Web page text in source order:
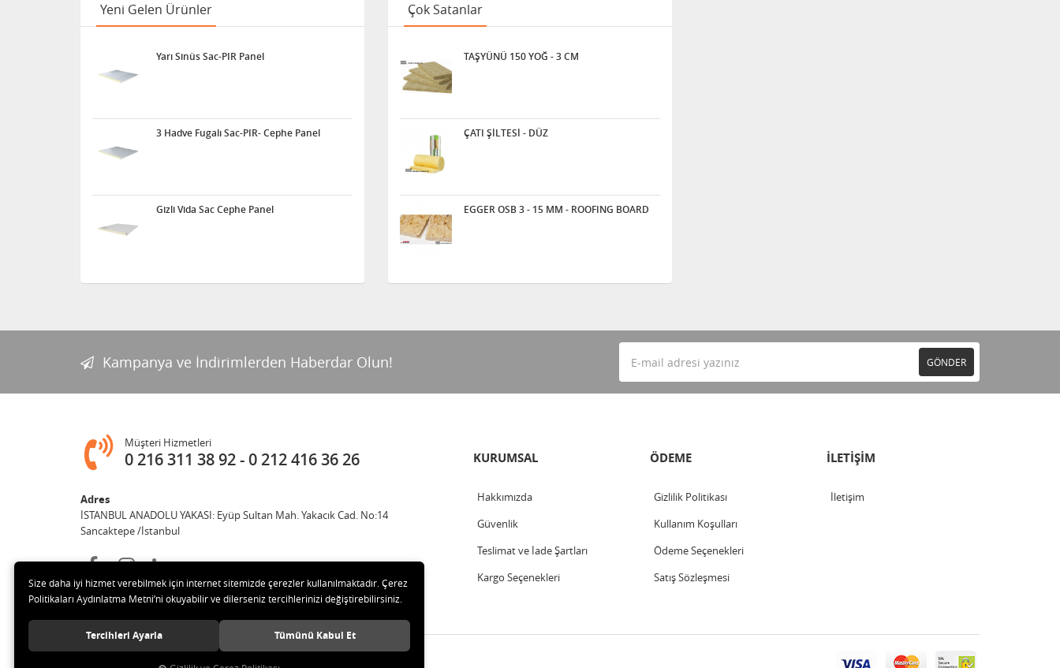
Yeni Gelen Ürünler
Yarı Sinüs Sac-PIR Panel
3 Hadve Fugalı Sac-PIR- Cephe Panel
Gizli Vida Sac Cephe Panel
Çok Satanlar
TAŞYÜNÜ 150 YOĞ - 3 CM
ÇATI ŞİLTESİ - DÜZ
EGGER OSB 3 - 15 MM - ROOFING BOARD
Kampanya ve İndirimlerden Haberdar Olun! GÖNDER
Müşteri Hizmetleri
0 216 311 38 92 0 212 416 36 26
Adres
İSTANBUL ANADOLU YAKASI: Eyüp Sultan Mah. Yakacık Cad. No:14
Sancaktepe /İstanbul
KURUMSAL
Hakkımızda
Güvenlik
Teslimat ve İade Şartları
Kargo Seçenekleri
ÖDEME
Gizlilik Politikası
Kullanım Koşulları
Ödeme Seçenekleri
Satış Sözleşmesi
İLETİŞİM
İletişim
© 2019 Güneş Başer Tic Ltd Şti Tüm hakları saklıdır.
Size daha iyi hizmet verebilmek için internet sitemizde çerezler kullanılmaktadır. Çerez
Politikaları Aydınlatma Metni’ni okuyabilir ve dilerseniz tercihlerinizi değiştirebilirsiniz.
Tercihleri Ayarla Tümünü Kabul Et